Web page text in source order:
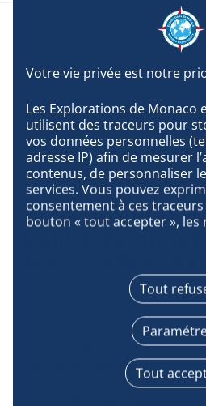
Les Explorations de Monaco
utilisent des traceurs pour
vos données personnelles
adresse IP) afin de mesurer
contenus, de personnaliser
services. Vous pouvez
consentement à ces
bouton « tout accepter »,
accepter », ou vous
chaque finalité et exprimer
chacune d’entre elles en
». En cliquant sur « tout
que nous accédions à des
sur votre terminal afin
notre audience, développer
produits, assurer la sécurité,
déboguer, diffuser
Tout
Tout
MARS
Les Explorations
annonceront leur
mission en
Conférence de la
Les Explorations de Monaco
mission en Méditerranée à la
de l’Océan à Barcelone.